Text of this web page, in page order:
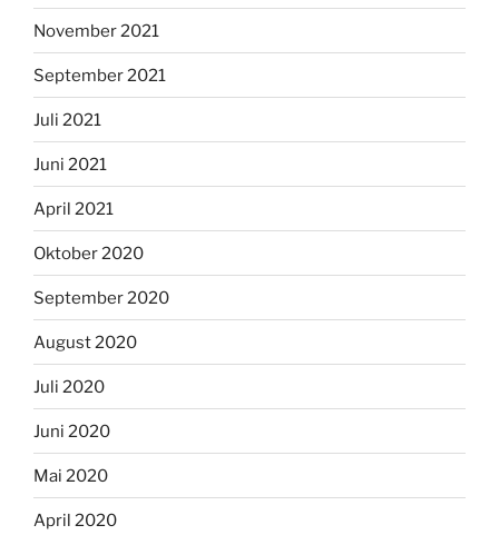
November 2021
September 2021
Juli 2021
Juni 2021
April 2021
Oktober 2020
September 2020
August 2020
Juli 2020
Juni 2020
Mai 2020
April 2020